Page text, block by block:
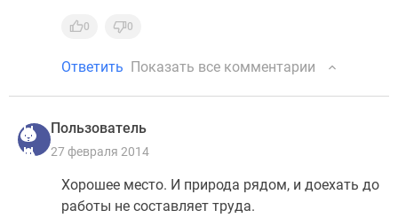
0 0
Ответить Показать все комментарии
Пользователь
27 февраля 2014
Хорошее место. И природа рядом, и доехать до
работы не составляет труда.